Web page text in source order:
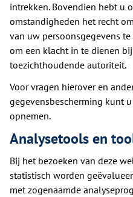
intrekken. Bovendien hebt u
omstandigheden het recht
van uw persoonsgegevens
om een klacht in te dienen
toezichthoudende autoriteit.
Voor vragen hierover en
gegevensbescherming kunt
opnemen.
Analysetools en
Bij het bezoeken van deze
statistisch worden
met zogenaamde